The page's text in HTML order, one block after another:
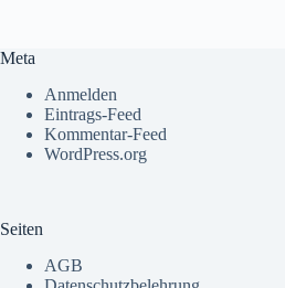
Meta
Anmelden
Eintrags-Feed
Kommentar-Feed
WordPress.org
Seiten
AGB